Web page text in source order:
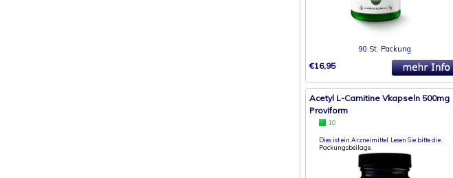
90 St. Packung
€16,95
Acetyl L-Carnitine Vkapseln 500mg
Proviform
10
Dies ist ein Arzneimittel. Lesen Sie bitte die
Packungsbeilage.